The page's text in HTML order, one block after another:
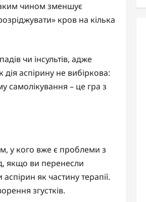
чином зменшує
кров на кілька
чи інсультів, адже
аспірину не вибіркова:
самолікування – це гра з
у кого вже є проблеми з
якщо ви перенесли
як частину терапії.
згустків.